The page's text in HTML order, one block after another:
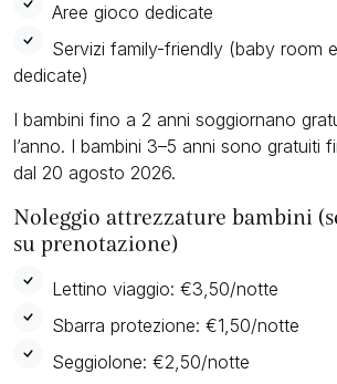
Aree gioco dedicate
Servizi family-friendly (baby room
dedicate)
I bambini fino a 2 anni soggiornano
l’anno. I bambini 3–5 anni sono gratuiti
dal 20 agosto 2026.
Noleggio attrezzature bambini
su prenotazione)
Lettino viaggio: €3,50/notte
Sbarra protezione: €1,50/notte
Seggiolone: €2,50/notte